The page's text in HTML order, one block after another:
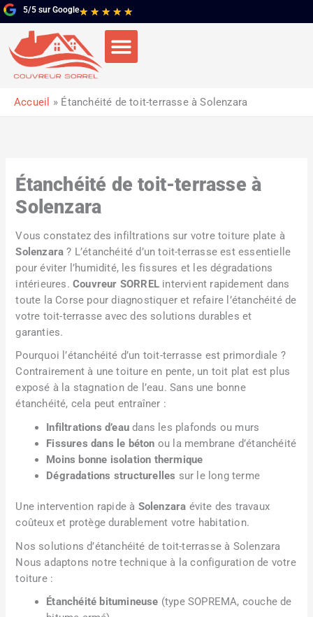
Aller
au
contenu
5/5 sur Google★ ★ ★ ★ ★Noté
5
5
Accueil Étanchéité de toit-terrasse à Solenzara
Étanchéité de toit-terrasse à
Solenzara
Vous constatez des infiltrations sur votre toiture plate à
Solenzara ? L’étanchéité d’un toit-terrasse est essentielle
pour éviter l’humidité, les fissures et les dégradations
intérieures.Couvreur SORREL intervient rapidement dans
toute la Corse pour diagnostiquer et refaire l’étanchéité de
votre toit-terrasse avec des solutions durables et
garanties.
Pourquoi l’étanchéité d’un toit-terrasse est primordiale ?
Contrairement à une toiture en pente, un toit plat est plus
exposé à la stagnation de l’eau. Sans une bonne
étanchéité, cela peut entraîner :
Infiltrations d’eau dans les plafonds ou murs
Fissures dans le béton ou la membrane d’étanchéité
Moins bonne isolation thermique
Dégradations structurelles sur le long terme
Une intervention rapide à Solenzara évite des travaux
coûteux et protège durablement votre habitation.
Nos solutions d’étanchéité de toit-terrasse à Solenzara
Nous adaptons notre technique à la configuration de votre
toiture :
Étanchéité bitumineuse (type SOPREMA, couche de